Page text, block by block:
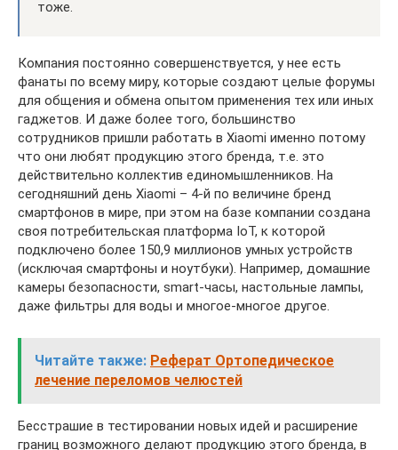
тоже.
Компания постоянно совершенствуется, у нее есть
фанаты по всему миру, которые создают целые форумы
для общения и обмена опытом применения тех или иных
гаджетов. И даже более того, большинство
сотрудников пришли работать в Xiaomi именно потому
что они любят продукцию этого бренда, т.е. это
действительно коллектив единомышленников. На
сегодняшний день Xiaomi – 4-й по величине бренд
смартфонов в мире, при этом на базе компании создана
своя потребительская платформа IoT, к которой
подключено более 150,9 миллионов умных устройств
(исключая смартфоны и ноутбуки). Например, домашние
камеры безопасности, smart-часы, настольные лампы,
даже фильтры для воды и многое-многое другое.
Читайте также: Реферат Ортопедическое
лечение переломов челюстей
Бесстрашие в тестировании новых идей и расширение
границ возможного делают продукцию этого бренда, в